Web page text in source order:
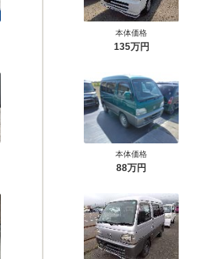
本体価格
135万円
本体価格
88万円